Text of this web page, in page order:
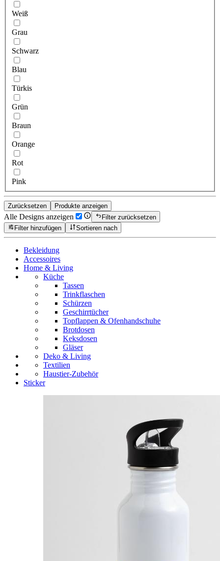
Weiß
Grau
Schwarz
Blau
Türkis
Grün
Braun
Orange
Rot
Pink
Zurücksetzen Produkte anzeigen
Alle Designs anzeigen
Filter zurücksetzen
Filter hinzufügen
Sortieren nach
Bekleidung
Accessoires
Home & Living
Küche
Tassen
Trinkflaschen
Schürzen
Geschirrtücher
Topflappen & Ofenhandschuhe
Brotdosen
Keksdosen
Gläser
Deko & Living
Textilien
Haustier-Zubehör
Sticker